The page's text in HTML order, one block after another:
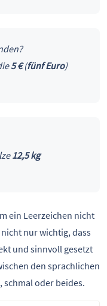
5 €(fünf Euro)
12,5 kg
ein Leerzeichen nicht
nur wichtig, dass
und sinnvoll gesetzt
den sprachlichen
schmal oder beides.